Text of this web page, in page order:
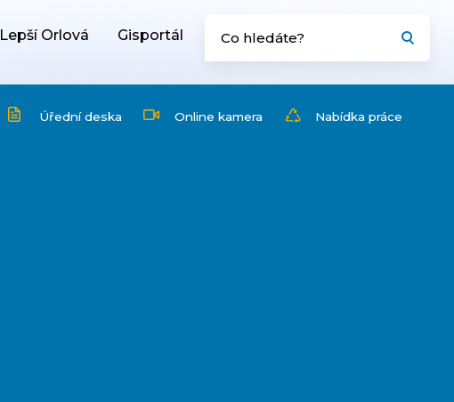
Lepší Orlová Gisportál
Úřední deska Online kamera Nabídka práce